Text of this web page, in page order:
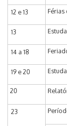
12 e 13 Férias
13
14 a 18
19 e 20
20
23